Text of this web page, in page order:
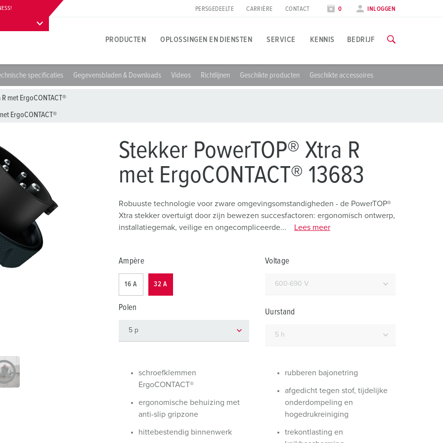
PERSGEDEELTE CARRIÈRE CONTACT 0 INLOGGEN
PRODUCTEN
Contactdozen
Koppelingen
Verlengsnoer
Contactdooscombinaties
SCHUKO® en contactmateriaal met beschermingscontact
Data-/netwerktechniek
Automobielindustrie
Logistieke centra
Datacenters
Brandweer en rampenhulpverlening
Evenementtechniek
OPLOSSINGEN EN DIENSTEN
Referenties
SERVICE
Contact ter plaatse
KENNIS
Vragen en antwoorden
Aansluittechnieken
Contacthultechnologie
Begrippen
BEDRIJF
Contactpersoon en informatie
Werken bij MENNEKES
specificaties Gegevensbladen & Downloads Videos Richtlijnen Geschikte producten Geschikte accessoires
met ErgoCONTACT®
ErgoCONTACT®
Stekker PowerTOP® Xtra R
met ErgoCONTACT® 13683
Robuuste technologie voor zware omgevingsomstandigheden - de PowerTOP®
Xtra stekker overtuigt door zijn bewezen succesfactoren: ergonomisch ontwerp,
installatiegemak, veilige en ongecompliceerde...
Lees meer
Ampère
16 A 32 A
Polen
Voltage
Uurstand
schroefklemmen
ErgoCONTACT®
ergonomische behuizing met
anti-slip gripzone
hittebestendig binnenwerk
rubberen bajonetring
afgedicht tegen stof, tijdelijke
onderdompeling en
hogedrukreiniging
trekontlasting en